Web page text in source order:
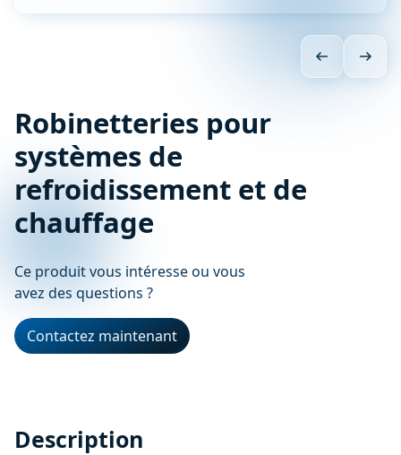
Robinetteries pour
systèmes de
refroidissement et de
chauffage
Ce produit vous intéresse ou vous
avez des questions ?
Contactez maintenant
Description